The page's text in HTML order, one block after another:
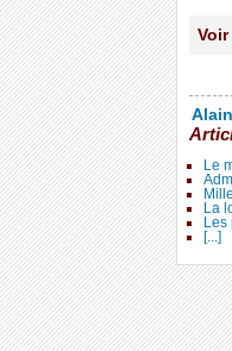
Le
La
Les
[...]